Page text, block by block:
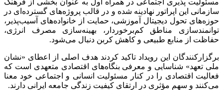
سازمانی این اپراتور نهادینه شده و در قالب پروژه‌های گسترده‌ای در
حوزه‌های تحول دیجیتال آموزشی، حمایت از خانواده‌های آسیب‌پذیر،
توانمندسازی مناطق کم‌برخوردار، بهینه‌سازی مصرف انرژی،
حفاظت از منابع طبیعی و کاهش کربن دنبال می‌شود.
برگزارکنندگان این رویداد تاکید کردند هدف اصلی از اعطای «نشان
ملی تعهد» شناسایی و معرفی بنگاه‌های اقتصادی متعهدی است که
فعالیت اقتصادی را در کنار مسئولیت انسانی و اجتماعی خود معنا
می‌کنند و سهم مؤثری در ارتقای کیفیت زندگی جامعه ایرانی دارند.